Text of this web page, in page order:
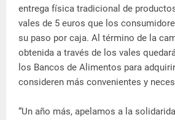
entrega física tradicional de
vales de 5 euros que los
su paso por caja. Al término de la
obtenida a través de los vales
los Bancos de Alimentos para
consideren más convenientes y
“Un año más, apelamos a la